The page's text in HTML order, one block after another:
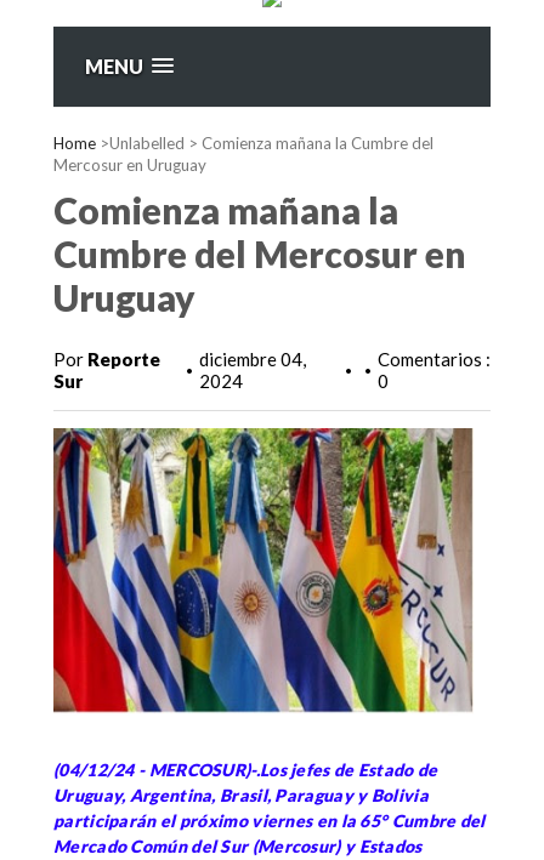
MENU
Home >Unlabelled > Comienza mañana la Cumbre del
Mercosur en Uruguay
Comienza mañana la
Cumbre del Mercosur en
Uruguay
Por Reporte
Sur
• diciembre 04,
2024
• • Comentarios :
0
(04/12/24 - MERCOSUR)-.Los jefes de Estado de
Uruguay, Argentina, Brasil, Paraguay y Bolivia
participarán el próximo viernes en la 65° Cumbre del
Mercado Común del Sur (Mercosur) y Estados